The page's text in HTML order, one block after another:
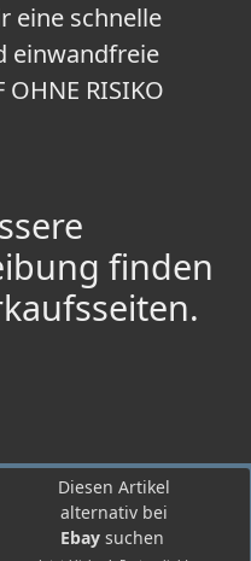
eine schnelle
einwandfreie
RISIKO
finden
Diesen Artikel
alternativ bei
Ebay suchen